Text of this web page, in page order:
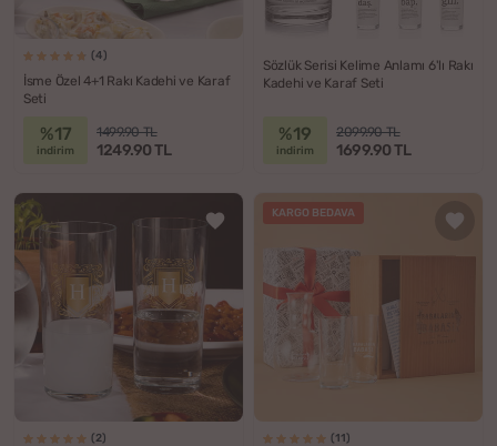
(4)
İsme Özel 4+1 Rakı Kadehi ve Karaf
Seti
%17
indirim
1499.90 TL
1249.90 TL
Sözlük Serisi Kelime Anlamı 6'lı Rakı
Kadehi ve Karaf Seti
%19
indirim
2099.90 TL
1699.90 TL
(2)
KARGO BEDAVA
(11)